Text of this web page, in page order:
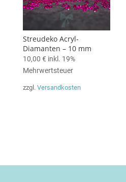
Streudeko Acryl-
Diamanten – 10 mm
10,00 € inkl. 19%
Mehrwertsteuer
zzgl. Versandkosten